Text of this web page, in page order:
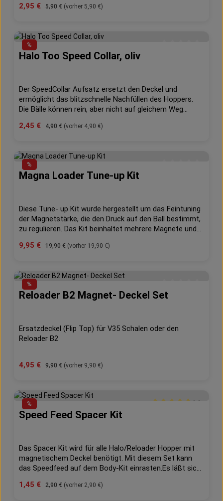
Verkaufspreis:
2,95 € Regulärer Preis:
5,90 € (vorher 5,90 €)
%
Halo Too Speed Collar, oliv
Der SpeedCollar Aufsatz ersetzt den Deckel und
ermöglicht das blitzschnelle Nachfüllen des Hoppers.
Die Bälle können rein, aber nicht auf gleichem Weg
Sieg oder Niederlage entscheiden können.Viele Profis
schneller durchsetzt.-Lade Paint schneller als je zuvor,
denn jede Sekunde zählt-kinderleichter Einbau, nur den
Deckel ausbauen, Speedfed aufsetzen, fertig!-bleibt
sicher an seinem Platz durch innovativen Verschluss
Verkaufspreis:
2,45 € Regulärer Preis:
4,90 € (vorher 4,90 €)
%
Magna Loader Tune-up Kit
Diese Tune- up Kit wurde hergestellt um das Feintuning
der Magnetstärke, die den Druck auf den Ball bestimmt,
zu regulieren. Das Kit beinhaltet mehrere Magnete und
anzupassen.
Verkaufspreis:
9,95 € Regulärer Preis:
19,90 € (vorher 19,90 €)
%
Durchschnittliche
Reloader B2 Magnet- Deckel Set
Ersatzdeckel (Flip Top) für V35 Schalen oder den
Reloader B2
Verkaufspreis:
4,95 € Regulärer Preis:
9,90 € (vorher 9,90 €)
%
Speed Feed Spacer Kit
Das Spacer Kit wird für alle Halo/Reloader Hopper mit
magnetischem Deckel benötigt. Mit diesem Set kann
das Speedfeed auf dem Body-Kit einrasten.Es läßt sich
Speedfeed nicht richtig paßt, damit es "strammer" auf
Verkaufspreis:
1,45 € Regulärer Preis:
2,90 € (vorher 2,90 €)